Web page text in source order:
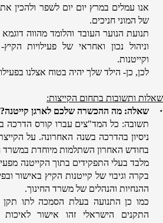
אנו עמלים במרץ יום יום לשפר ולהכין
של המוני חניכים.
תנועת הנוער העובד והלומד מהווה
וניהול נכון ואחראי של פעילויות
וקייטנות.
לכן, כן- הילד שלך יהיה בטוח אצלנו
שאלות ותשובות בתחום הקייצות:
·
שאלה: מה ההכשרה שלכם לארגן קייטנה?
תשובה: כל המד"צים עברו קורס הדרכה
ניסיון בהדרכה בשנה האחרונה. על
בחודש האחרון השתלמות מיוחדת במשרד
מלבד בעלי התפקידים בתוך הקייטנה
בקרה וגיבוי של קייטנות הקיץ באישור
ההנחיות והנהלים של משרד החינוך.
כמו כן התנועה בעלת הסמכה לתו תקן
התקנים הישראלי זהו אישור לאיכות